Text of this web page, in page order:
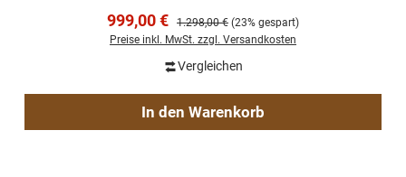
Verkaufspreis:
999,00 € Regulärer Preis:
1.298,00 € (23% gespart)
Preise inkl. MwSt. zzgl. Versandkosten
Vergleichen
In den Warenkorb